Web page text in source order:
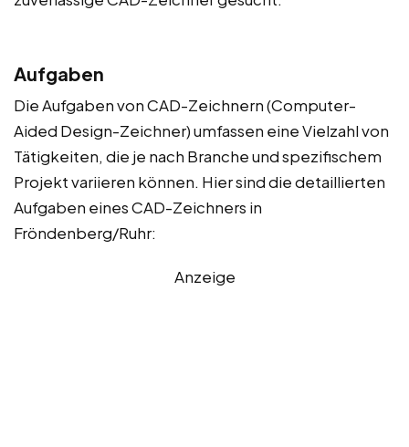
Aufgaben
Die Aufgaben von CAD-Zeichnern (Computer-
Aided Design-Zeichner) umfassen eine Vielzahl von
Tätigkeiten, die je nach Branche und spezifischem
Projekt variieren können. Hier sind die detaillierten
Aufgaben eines CAD-Zeichners in
Fröndenberg/Ruhr:
Anzeige